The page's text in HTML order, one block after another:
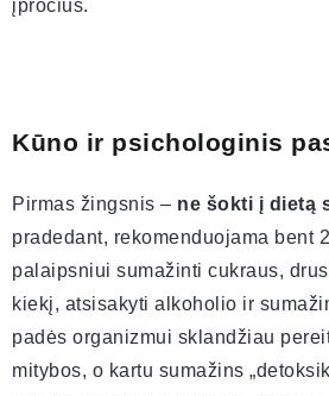
įpročius.
Kūno ir psichologinis
Pirmas žingsnis – ne šokti į dietą
pradedant, rekomenduojama bent
palaipsniui sumažinti cukraus,
kiekį, atsisakyti alkoholio ir
padės organizmui sklandžiau
mitybos, o kartu sumažins